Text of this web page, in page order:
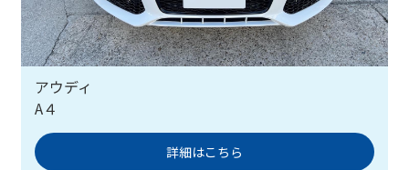
アウディ
A４
詳細はこちら